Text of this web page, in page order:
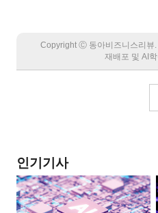
Copyright Ⓒ 동아비즈니스리뷰.
재배포 및 AI
인기기사